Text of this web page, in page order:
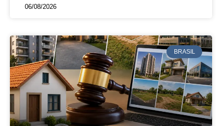
06/08/2026
BRASIL